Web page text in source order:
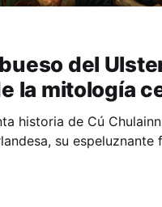
del
la mitología
historia de Cú
su espeluznante